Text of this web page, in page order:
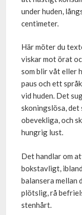
under huden,
centimeter.
Här möter du
viskar mot örat
som blir våt eller
paus och ett
vid huden. Det
skoningslösa,
obevekliga, och
hungrig lust.
Det handlar om
bokstavligt,
balansera mellan
plötslig, rå
stenhårt.